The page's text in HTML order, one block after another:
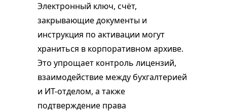
Электронный ключ, счёт,
закрывающие документы и
инструкция по активации могут
храниться в корпоративном архиве.
Это упрощает контроль лицензий,
взаимодействие между бухгалтерией
и ИТ-отделом, а также
подтверждение права